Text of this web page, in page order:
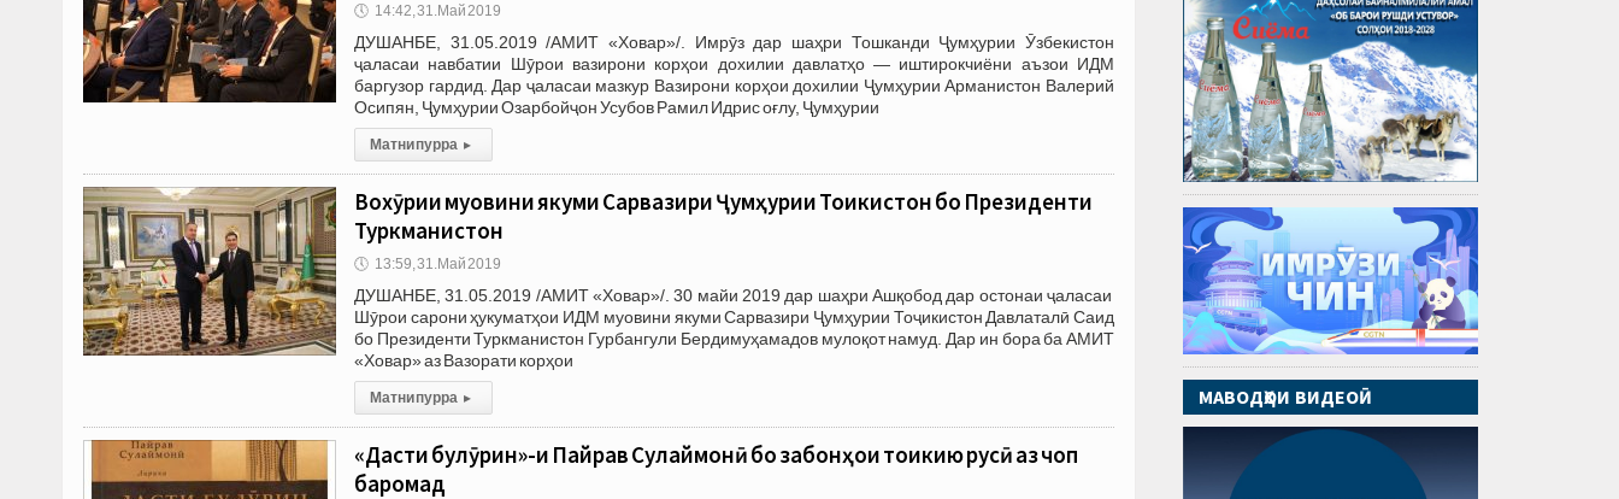
🕔 14:42, 31.Май 2019
ДУШАНБЕ, 31.05.2019 /АМИТ «Ховар»/. Имрӯз дар шаҳри Тошканди Ҷумҳурии Ӯзбекистон
ҷаласаи навбатии Шӯрои вазирони корҳои дохилии давлатҳо — иштирокчиёни аъзои ИДМ
баргузор гардид. Дар ҷаласаи мазкур Вазирони корҳои дохилии Ҷумҳурии Арманистон Валерий
Осипян, Ҷумҳурии Озарбойҷон Усубов Рамил Идрис оғлу, Ҷумҳурии
Матни пурра ▸
Вохӯрии муовини якуми Сарвазири Ҷумҳурии Тоҷикистон бо Президенти
Туркманистон
🕔 13:59, 31.Май 2019
ДУШАНБЕ, 31.05.2019 /АМИТ «Ховар»/. 30 майи 2019 дар шаҳри Ашқобод дар остонаи ҷаласаи
Шӯрои сарони ҳукуматҳои ИДМ муовини якуми Сарвазири Ҷумҳурии Тоҷикистон Давлаталӣ Саид
бо Президенти Туркманистон Гурбангули Бердимуҳамадов мулоқот намуд. Дар ин бора ба АМИТ
«Ховар» аз Вазорати корҳои
Матни пурра ▸
«Дасти булӯрин»-и Пайрав Сулаймонӣ бо забонҳои тоҷикию русӣ аз чоп
баромад
МАВОДҲОИ ВИДЕОӢ